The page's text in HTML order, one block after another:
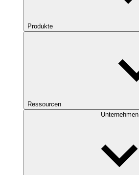
Produkte
Ressourcen
Unternehmen